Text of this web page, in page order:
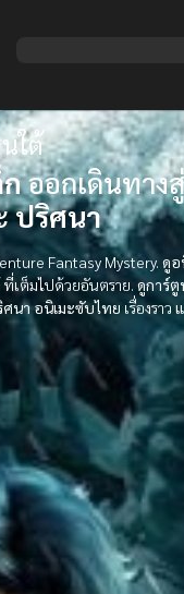
ใต้
ออกเดินทางสู่
ปริศนา
Fantasy Mystery. ดูอ
ที่เต็มไปด้วยอันตราย. ดูการ์ตู
นาอนิเมะซับไทย เรื่องราว